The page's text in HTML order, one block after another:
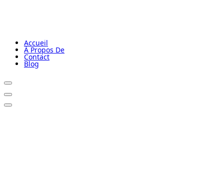
Accueil
À Propos De
Contact
Blog